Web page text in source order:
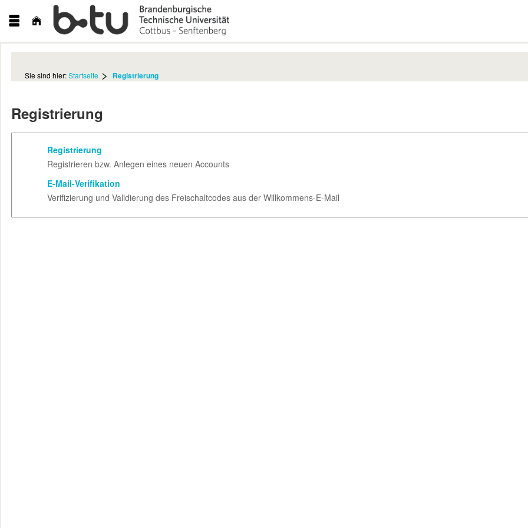
Sie sind hier:Startseite Registrierung
Registrierung
Registrierung
Registrieren bzw. Anlegen eines neuen Accounts
E-Mail-Verifikation
Verifizierung und Validierung des Freischaltcodes aus der Willkommens-E-Mail